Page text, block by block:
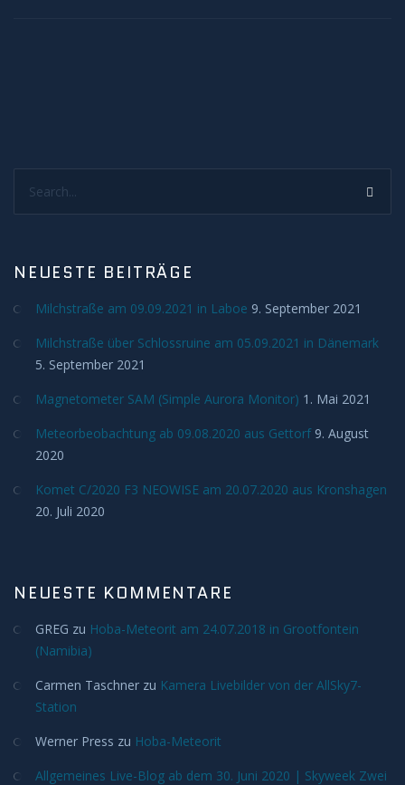
Mars
Venus
Kometen
Mondfinsternis
Satelliten
NEUESTE BEITRÄGE
Milchstraße am 09.09.2021 in Laboe 9. September 2021
Milchstraße über Schlossruine am 05.09.2021 in Dänemark
5. September 2021
Magnetometer SAM (Simple Aurora Monitor) 1. Mai 2021
Meteorbeobachtung ab 09.08.2020 aus Gettorf 9. August
2020
Komet C/2020 F3 NEOWISE am 20.07.2020 aus Kronshagen
20. Juli 2020
NEUESTE KOMMENTARE
GREG zu Hoba-Meteorit am 24.07.2018 in Grootfontein
(Namibia)
Carmen Taschner zu Kamera Livebilder von der AllSky7-
Station
Werner Press zu Hoba-Meteorit
Allgemeines Live-Blog ab dem 30. Juni 2020 | Skyweek Zwei